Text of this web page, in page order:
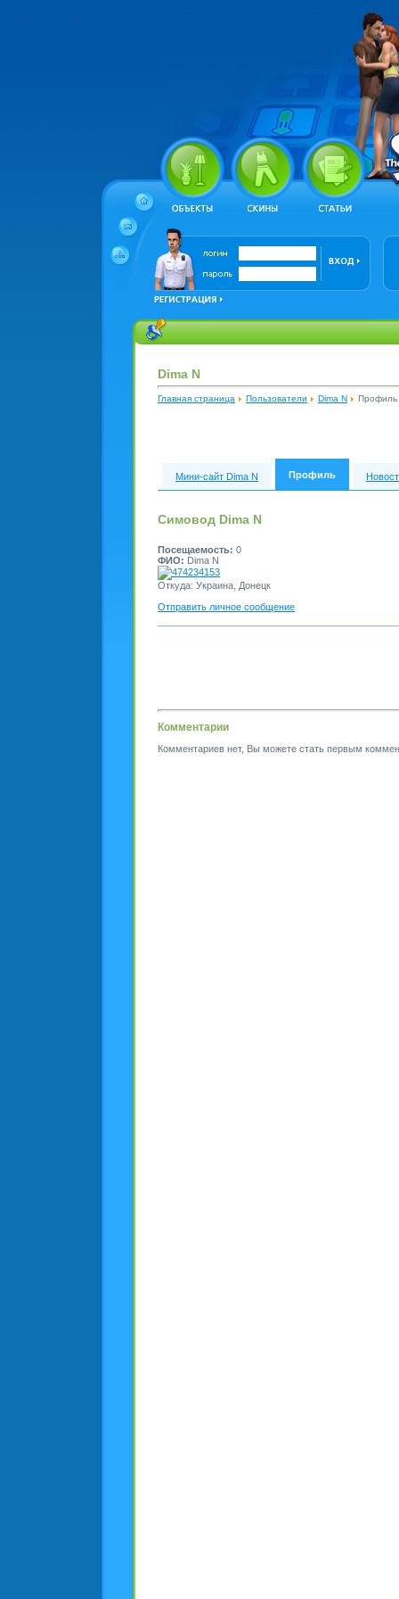
Dima N
Главная страница Пользователи Dima N Профиль
Мини-сайт Dima N Профиль
Симовод Dima N
Посещаемость: 0
ФИО: Dima N
474234153
Откуда: Украина, Донецк
Отправить личное сообщение
Комментарии
Комментариев нет, Вы можете стать первым